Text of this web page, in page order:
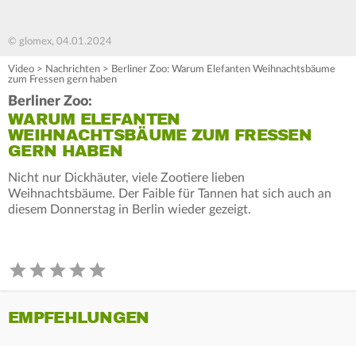
© glomex, 04.01.2024
Video > Nachrichten > Berliner Zoo: Warum Elefanten Weihnachtsbäume
zum Fressen gern haben
Berliner Zoo:
WARUM ELEFANTEN
WEIHNACHTSBÄUME ZUM FRESSEN
GERN HABEN
Nicht nur Dickhäuter, viele Zootiere lieben
Weihnachtsbäume. Der Faible für Tannen hat sich auch an
diesem Donnerstag in Berlin wieder gezeigt.
EMPFEHLUNGEN